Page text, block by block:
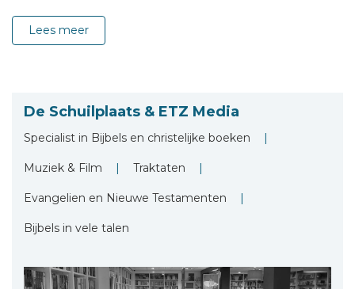
Lees meer
De Schuilplaats & ETZ Media
Specialist in Bijbels en christelijke boeken
Muziek & Film Traktaten
Evangelien en Nieuwe Testamenten
Bijbels in vele talen